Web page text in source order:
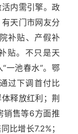
内需引擎。政
天门市网友分
补贴、产假补
贴。不只是天
一池春水”。鄂
过下调首付比
释放红利；荆
销售等6方面推
比增长7.2%；